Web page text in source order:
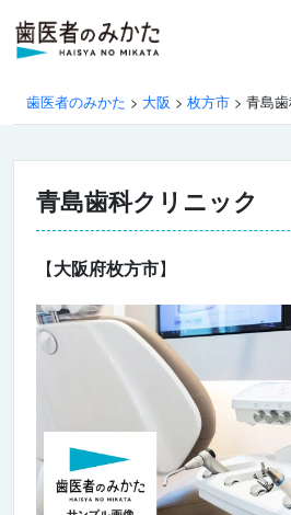
歯医者のみかた > 大阪 > 枚方市 > 青島
青島歯科クリニック
【大阪府枚方市】